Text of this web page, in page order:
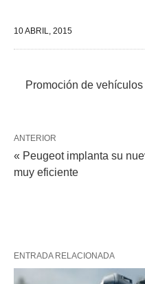
10 ABRIL, 2015
Promoción de
ANTERIOR
« Peugeot implanta su
muy eficiente
ENTRADA RELACIONADA